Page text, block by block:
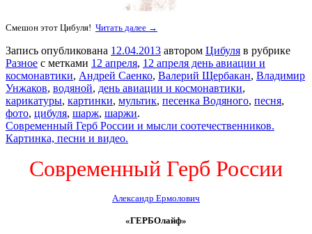
Смешон этот Цибуля! Читать далее →
Запись опубликована 12.04.2013 автором Цибуля в рубрике
Разное с метками 12 апреля, 12 апреля день авиации и
космонавтики, Андрей Саенко, Валерий Щербакан, Владимир
Унжаков, водяной, день авиации и космонавтики,
карикатуры, картинки, мультик, песенка Водяного, песня,
фото, цибуля, шарж, шаржи.
Современный Герб России и мысли соотечественников.
Картинка, песни и видео.
Современный Герб России
Александр Ермолович
«ГЕРБОлайф»